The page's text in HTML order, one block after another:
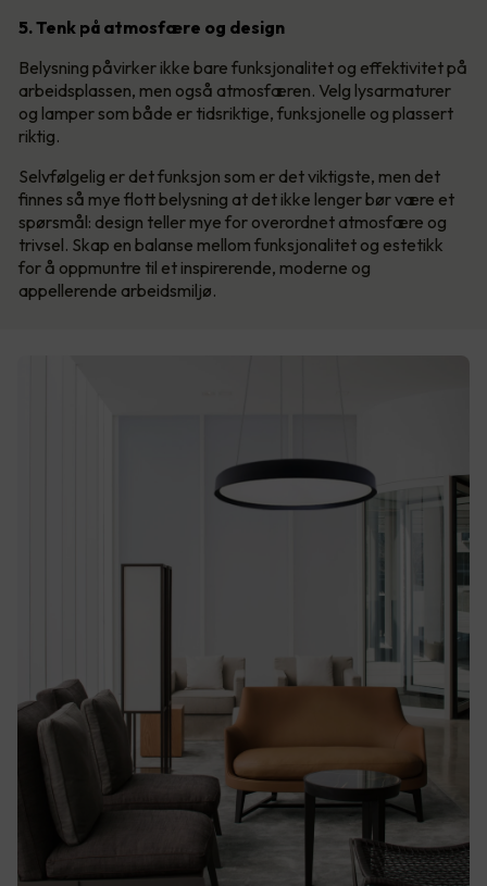
5. Tenk på atmosfære og design
Belysning påvirker ikke bare funksjonalitet og effektivitet på
arbeidsplassen, men også atmosfæren. Velg lysarmaturer
og lamper som både er tidsriktige, funksjonelle og plassert
riktig.
Selvfølgelig er det funksjon som er det viktigste, men det
finnes så mye flott belysning at det ikke lenger bør være et
spørsmål: design teller mye for overordnet atmosfære og
trivsel. Skap en balanse mellom funksjonalitet og estetikk
for å oppmuntre til et inspirerende, moderne og
appellerende arbeidsmiljø.